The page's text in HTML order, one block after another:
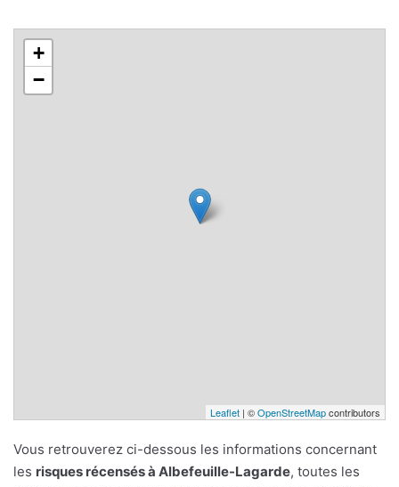
+
−
Leaflet | ©OpenStreetMapcontributors
Vous retrouverez ci-dessous les informations concernant
les risques récensés à Albefeuille-Lagarde, toutes les